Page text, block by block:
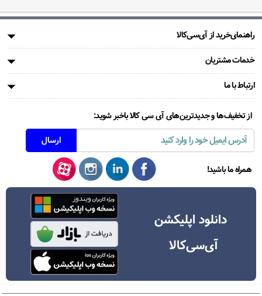
راهنمای‌خرید از آی‌سی‌کالا
خدمات مشتریان
ارتباط با ما
از تخفیف‌ها و جدیدترین‌های آی سی کالا باخبر شوید:
همراه ما باشید!
دانلود اپلیکشن
آی‌سی‌کالا